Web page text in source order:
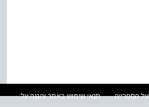
על הספרייה
תנאי שימוש באתר והגנה על